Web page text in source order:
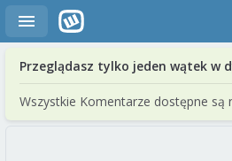
Przeglądasz tylko jeden wątek w
Wszystkie Komentarze dostępne są